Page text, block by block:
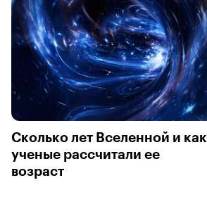
Сколько лет Вселенной и как
ученые рассчитали ее
возраст